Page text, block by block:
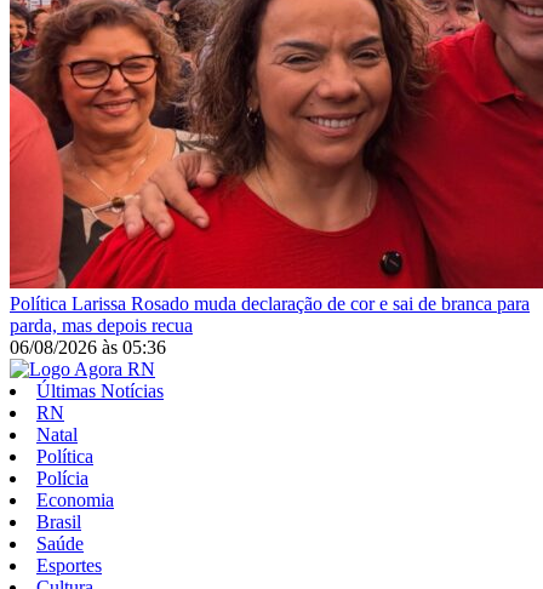
Política Larissa Rosado muda declaração de cor e sai de branca para
parda, mas depois recua
06/08/2026 às 05:36
Últimas Notícias
RN
Natal
Política
Polícia
Economia
Brasil
Saúde
Esportes